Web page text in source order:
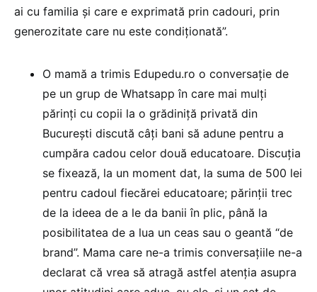
ai cu familia și care e exprimată prin cadouri, prin
generozitate care nu este condiționată”.
O mamă a trimis Edupedu.ro o conversație de
pe un grup de Whatsapp în care mai mulți
părinți cu copii la o grădiniță privată din
București discută câți bani să adune pentru a
cumpăra cadou celor două educatoare. Discuția
se fixează, la un moment dat, la suma de 500 lei
pentru cadoul fiecărei educatoare; părinții trec
de la ideea de a le da banii în plic, până la
posibilitatea de a lua un ceas sau o geantă “de
brand”. Mama care ne-a trimis conversațiile ne-a
declarat că vrea să atragă astfel atenția asupra